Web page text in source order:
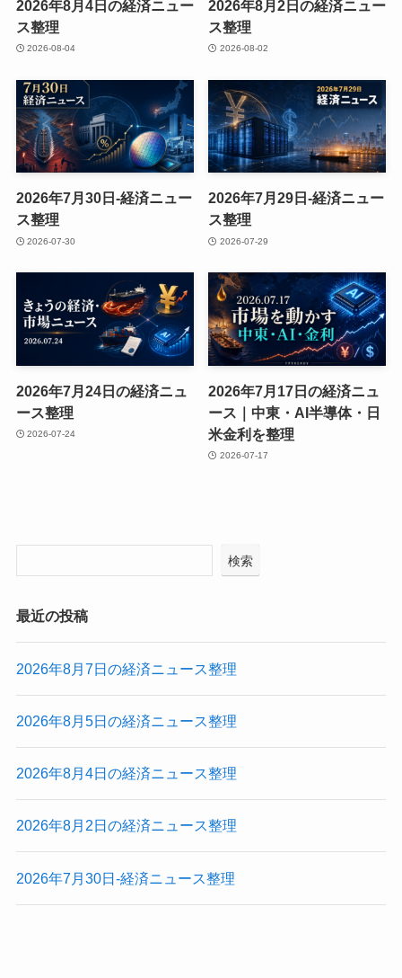
2026年8月4日の経済ニュー
ス整理
2026-08-04
2026年8月2日の経済ニュー
ス整理
2026-08-02
2026年7月30日-経済ニュー
ス整理
2026-07-30
2026年7月29日-経済ニュー
ス整理
2026-07-29
2026年7月24日の経済ニュ
ース整理
2026-07-24
2026年7月17日の経済ニュ
ース｜中東・AI半導体・日
米金利を整理
2026-07-17
検索
最近の投稿
2026年8月7日の経済ニュース整理
2026年8月5日の経済ニュース整理
2026年8月4日の経済ニュース整理
2026年8月2日の経済ニュース整理
2026年7月30日-経済ニュース整理